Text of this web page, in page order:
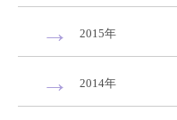
2015年
2014年